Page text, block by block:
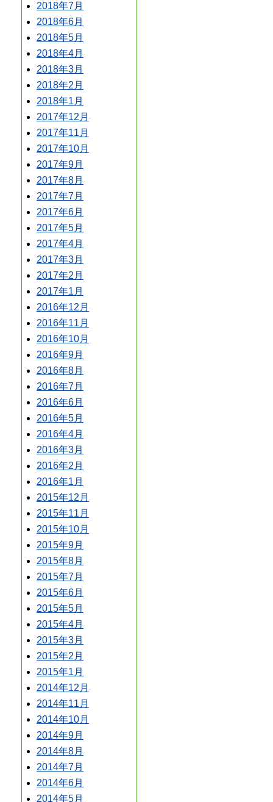
2018年7月
2018年6月
2018年5月
2018年4月
2018年3月
2018年2月
2018年1月
2017年12月
2017年11月
2017年10月
2017年9月
2017年8月
2017年7月
2017年6月
2017年5月
2017年4月
2017年3月
2017年2月
2017年1月
2016年12月
2016年11月
2016年10月
2016年9月
2016年8月
2016年7月
2016年6月
2016年5月
2016年4月
2016年3月
2016年2月
2016年1月
2015年12月
2015年11月
2015年10月
2015年9月
2015年8月
2015年7月
2015年6月
2015年5月
2015年4月
2015年3月
2015年2月
2015年1月
2014年12月
2014年11月
2014年10月
2014年9月
2014年8月
2014年7月
2014年6月
2014年5月